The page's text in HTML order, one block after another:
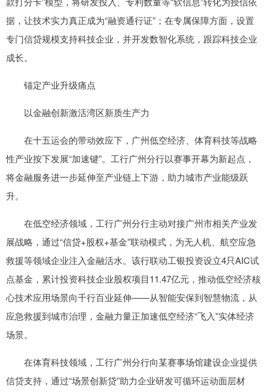
据，让技术实力真正成为“融资通行证”；在专属保障方面，设置
专门信贷规模支持科技企业，并开发数智化系统，跟踪科技企业
成长。
锚定产业升级痛点
以金融创新激活湾区新质生产力
在十五运会的带动效应下，广州低空经济、体育科技等战略
性产业按下发展“加速键”。工行广州分行以赛事开幕为新起点，
将金融服务进一步延伸至产业链上下游，助力城市产业能级跃
升。
在低空经济领域，工行广州分行主动对接广州市相关产业发
展战略，通过“信贷+股权+基金”联动模式，为无人机、航空应急
救援等领域企业注入金融活水。该行联动工银投资设立4只AIC试
点基金，累计投资科技企业股权项目11.47亿元，推动低空经济核
心技术应用场景向千行百业延伸——从智能安保到智慧物流，从
应急救援到城市治理，金融力量正加速低空经济“飞入”实体经济
场景。
在体育科技领域，工行广州分行向某赛事场馆建设企业提供
信贷支持，通过“场景创新贷”助力企业研发可循环运动面层材